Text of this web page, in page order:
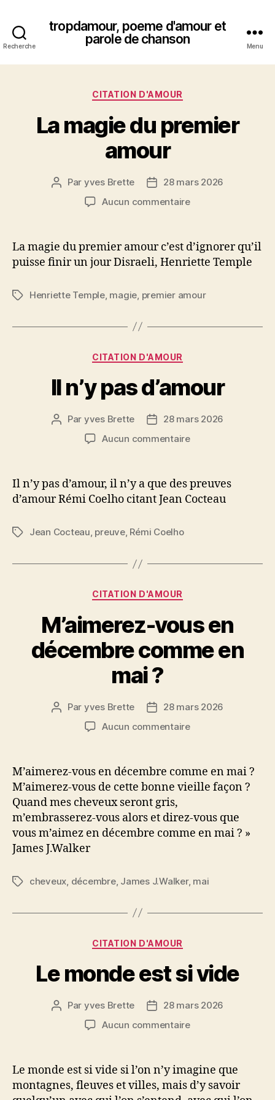
Recherche
tropdamour, poeme d'amour et
parole de chanson
Menu
Catégories
CITATION D'AMOUR
La magie du premier
amour
Auteur
Par yves Brette
Date28 mars 2026
Aucun commentairesur
du
premier
amour
La magie du premier amour c’est d’ignorer qu’il
puisse finir un jour Disraeli, Henriette Temple
Étiquettes
Henriette Temple, magie premier amour
Catégories
CITATION D'AMOUR
Il n’y pas d’amour
Auteur
Par yves Brette
Date28 mars 2026
Aucun commentairesur
pas
d’amour
Il n’y pas d’amour, il n’y a que des preuves
d’amour Rémi Coelho citant Jean Cocteau
Étiquettes
Jean Cocteau, preuve, Rémi Coelho
Catégories
CITATION D'AMOUR
M’aimerez-vous en
décembre comme en
mai ?
Auteur
Par yves Brette
Date28 mars 2026
Aucun commentairesur
décembre
comme
mai ?
M’aimerez-vous en décembre comme en mai ?
M’aimerez-vous de cette bonne vieille façon ?
Quand mes cheveux seront gris,
m’embrasserez-vous alors et direz-vous que
vous m’aimez en décembre comme en mai ? »
James J.Walker
Étiquettes
cheveux décembre, James J.Walker, mai
Catégories
CITATION D'AMOUR
Le monde est si vide
Auteur
Par yves Brette
Date28 mars 2026
Aucun commentairesur
est
si
vide
Le monde est si vide si l’on n’y imagine que
montagnes, fleuves et villes, mais d’y savoir